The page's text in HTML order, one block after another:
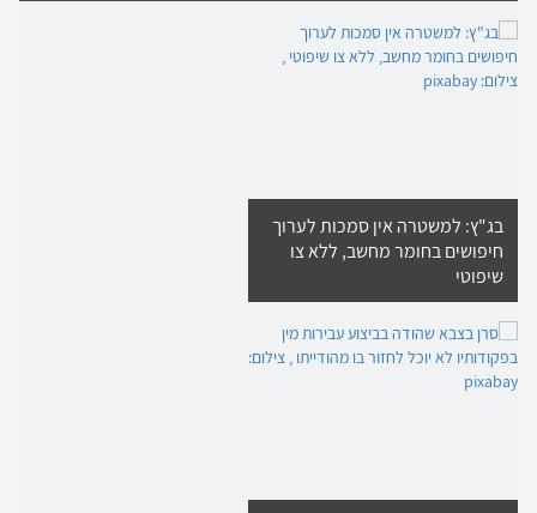
בג"ץ: למשטרה אין סמכות לערוך
חיפושים בחומר מחשב, ללא צו
שיפוטי